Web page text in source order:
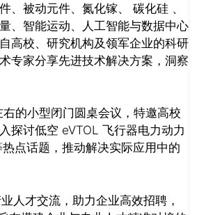
、被动元件、氮化镓、 碳化硅 、
、智能运动、人工智能与数据中心
高校、研究机构及领军企业的科研
专家分享先进技术解决方案，洞察
右的小型闭门圆桌会议，特邀高校
探讨低空 eVTOL 飞行器电力动力
点话题，推动解决实际应用中的
人才交流，助力企业高效招聘，